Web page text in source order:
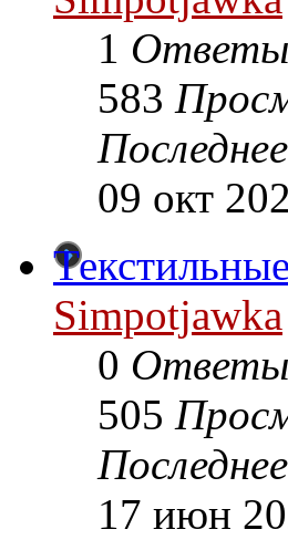
1 Ответы
583
09 окт
Simpotjawka
0 Ответы
505
17 июн